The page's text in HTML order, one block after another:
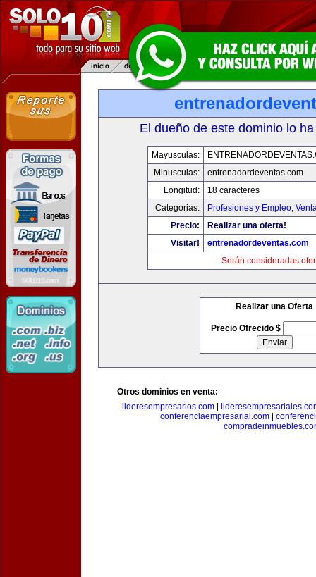
El dueño de este dominio lo
Mayusculas:
Minusculas:
entrenadordeventas.com
Longitud:
18 caracteres
Categorias:
Profesiones y Empleo,
Precio:
Realizar una oferta!
Visitar!
entrenadordeventas.com
Serán consideradas
Realizar una Oferta
Precio Ofrecido $
Otros dominios en venta:
lideresempresarios.com
conferenciaempresarial.com